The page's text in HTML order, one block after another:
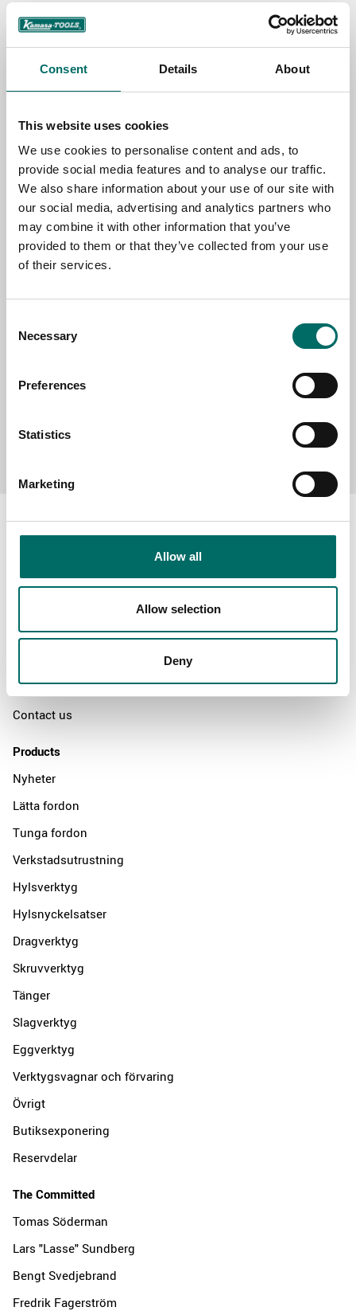
Consent Details About
This website uses cookies
We use cookies to personalise content and ads, to
provide social media features and to analyse our traffic.
We also share information about your use of our site with
our social media, advertising and analytics partners who
may combine it with other information that you’ve
provided to them or that they’ve collected from your use
of their services.
Selection
Necessary
Preferences
Statistics
Marketing
Allow all
Allow selection
Deny
Contact us
NAME
EMAIL
SELECT COUNTRY
Send message
About
The Kamasa Tools warranty
Distributors
Contact us
Products
Nyheter
Lätta fordon
Tunga fordon
Verkstadsutrustning
Hylsverktyg
Hylsnyckelsatser
Dragverktyg
Skruvverktyg
Tänger
Slagverktyg
Eggverktyg
Verktygsvagnar och förvaring
Övrigt
Butiksexponering
Reservdelar
The Committed
Tomas Söderman
Lars "Lasse" Sundberg
Bengt Svedjebrand
Fredrik Fagerström